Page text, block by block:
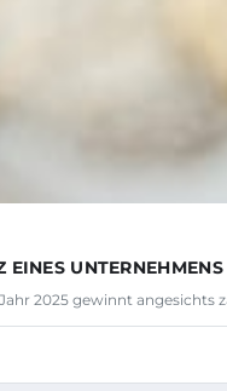
EINES
2025 gewinnt angesichts